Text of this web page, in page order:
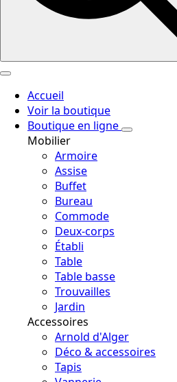
Accueil
Voir la boutique
Boutique en ligne
Mobilier
Armoire
Assise
Buffet
Bureau
Commode
Deux-corps
Établi
Table
Table basse
Trouvailles
Jardin
Accessoires
Arnold d'Alger
Déco & accessoires
Tapis